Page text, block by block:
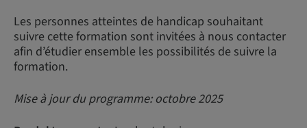
Les personnes atteintes de handicap souhaitant
suivre cette formation sont invitées à nous contacter
afin d’étudier ensemble les possibilités de suivre la
formation.
Mise à jour du programme: octobre 2025